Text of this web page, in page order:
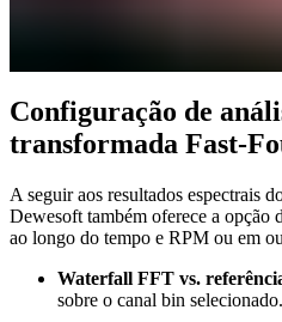
Configuração de
transformada Fast-
A seguir aos resultados espectrais
Dewesoft também oferece a opção
ao longo do tempo e RPM ou em
Waterfall FFT vs.
sobre o canal bin selecionado.